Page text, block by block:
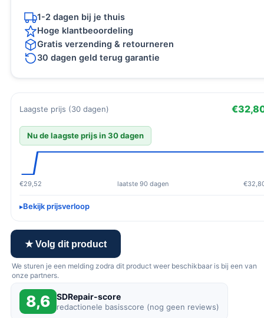
1-2 dagen bij je thuis
Hoge klantbeoordeling
Gratis verzending & retourneren
30 dagen geld terug garantie
Laagste prijs (30 dagen)
Nu de laagste prijs in 30 dagen
€29,52 laatste 90 dagen
Bekijk prijsverloop
★ Volg dit product
We sturen je een melding zodra dit product weer beschikbaar is bij een van
onze partners.
8,6 SDRepair-score
redactionele basisscore (nog geen reviews)